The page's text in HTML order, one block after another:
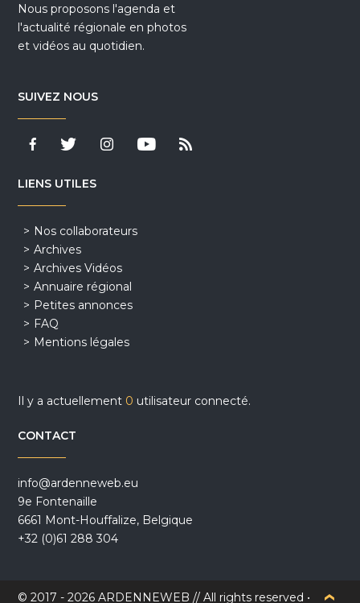
Nous proposons l'agenda et
l'actualité régionale en photos
et vidéos au quotidien.
SUIVEZ NOUS
LIENS UTILES
Nos collaborateurs
Archives
Archives Vidéos
Annuaire régional
Petites annonces
FAQ
Mentions légales
Il y a actuellement 0 utilisateur connecté.
CONTACT
info@ardenneweb.eu
9e Fontenaille
6661 Mont-Houffalize, Belgique
+32 (0)61 288 304
© 2017 - 2026 ARDENNEWEB // All rights reserved •